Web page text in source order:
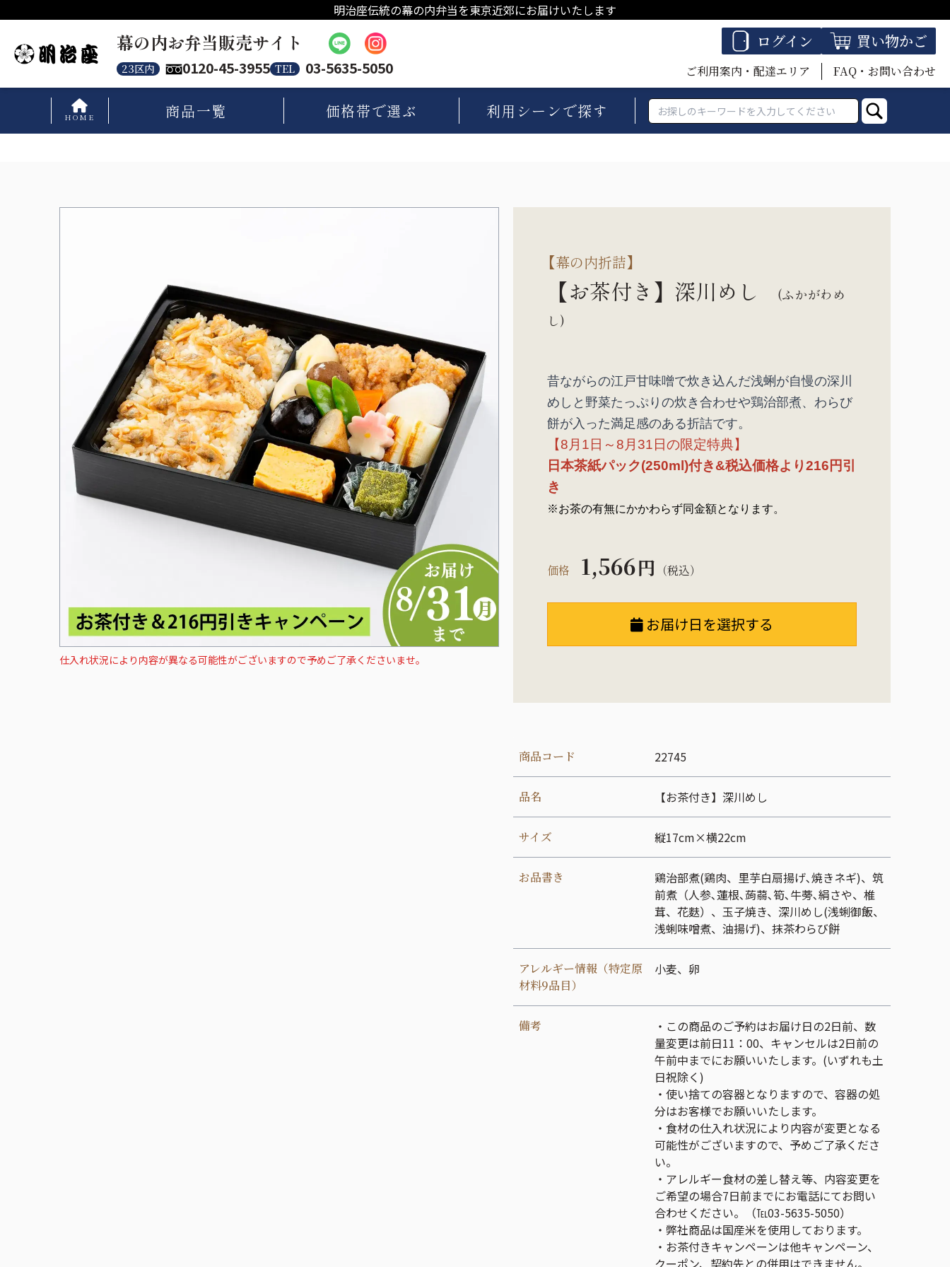
明治座伝統の幕の内弁当を東京近郊にお届けいたします
幕の内お弁当販売サイト
23区内 0120-45-3955 TEL 03-5635-5050
ログイン 買い物かご
ご利用案内・配達エリア FAQ・お問い合わせ
HOME 商品一覧 価格帯で選ぶ 利用シーンで探す
【幕の内折詰】
【お茶付き】深川めし
(ふかがわめ
し)
仕入れ状況により内容が異なる可能性がございますので予めご了承くださいませ。
昔ながらの江戸甘味噌で炊き込んだ浅蜊が自慢の深川
めしと野菜たっぷりの炊き合わせや鶏治部煮、わらび
餅が入った満足感のある折詰です。
【8 月 1 日～8 月 31 日の限定特典】
日本茶紙パック(250ml)付き&税込価格より216円引
き
※お茶の有無にかかわらず同金額となります。
価格 1,566円 （税込）
お届け日を選択する
商品コード 22745
品名 【お茶付き】深川めし
サイズ 縦17cm×横22cm
お品書き
鶏治部煮(鶏肉、里芋白扇揚げ､焼きネギ)、筑
前煮（人参､蓮根､蒟蒻､筍､牛蒡､絹さや、椎
茸、花麩）、玉子焼き、深川めし(浅蜊御飯、
浅蜊味噌煮、油揚げ)、抹茶わらび餅
アレルギー情報（特定原
材料9品目）
小麦、卵
備考
・この商品のご予約はお届け日の2日前、数
量変更は前日11：00、キャンセルは2日前の
午前中までにお願いいたします。(いずれも土
日祝除く)
・使い捨ての容器となりますので、容器の処
分はお客様でお願いいたします。
・食材の仕入れ状況により内容が変更となる
可能性がございますので、予めご了承くださ
い。
・アレルギー食材の差し替え等、内容変更を
ご希望の場合7日前までにお電話にてお問い
合わせください。（℡03-5635-5050）
・弊社商品は国産米を使用しております。
・お茶付きキャンペーンは他キャンペーン、
クーポン、契約先との併用はできません。